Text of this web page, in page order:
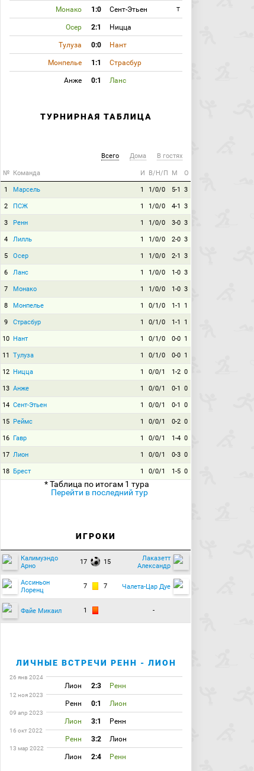
Монако 1:0 Сент-Этьен T
Осер 2:1 Ницца
Тулуза 0:0 Нант
Монпелье 1:1 Страсбур
Анже 0:1 Ланс
ТУРНИРНАЯ ТАБЛИЦА
Всего Дома В гостях
№ Команда И В/Н/П М О
1 Марсель 1 1/0/0 5-1 3
2 ПСЖ 1 1/0/0 4-1 3
3 Ренн 1 1/0/0 3-0 3
4 Лилль 1 1/0/0 2-0 3
5 Осер 1 1/0/0 2-1 3
6 Ланс 1 1/0/0 1-0 3
7 Монако 1 1/0/0 1-0 3
8 Монпелье 1 0/1/0 1-1 1
9 Страсбур 1 0/1/0 1-1 1
10 Нант 1 0/1/0 0-0 1
11 Тулуза 1 0/1/0 0-0 1
12 Ницца 1 0/0/1 1-2 0
13 Анже 1 0/0/1 0-1 0
14 Сент-Этьен 1 0/0/1 0-1 0
15 Реймс 1 0/0/1 0-2 0
16 Гавр 1 0/0/1 1-4 0
17 Лион 1 0/0/1 0-3 0
18 Брест 1 0/0/1 1-5 0
* Таблица по итогам 1 тура
Перейти в последний тур
ИГРОКИ
Калимуэндо
Арно
17 15
Лаказетт
Александр
Ассиньон
Лоренц
7 7 Чалета-Цар Дуе
Файе Микаил 1 -
ЛИЧНЫЕ ВСТРЕЧИ РЕНН - ЛИОН
26 янв 2024
Лион 2:3 Ренн
12 ноя 2023
Ренн 0:1 Лион
09 апр 2023
Лион 3:1 Ренн
16 окт 2022
Ренн 3:2 Лион
13 мар 2022
Лион 2:4 Ренн